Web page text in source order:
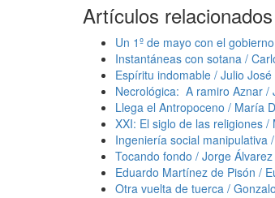
Artículos
Un 1º de mayo con el
Instantáneas con sotana /
Espíritu indomable / Julio
Necrológica: A ramiro Aznar /
Llega el Antropoceno / María
XXI: El siglo de las religiones /
Ingeniería social manipulativa
Tocando fondo / Jorge Álvarez
Eduardo Martínez de Pisón /
Otra vuelta de tuerca /